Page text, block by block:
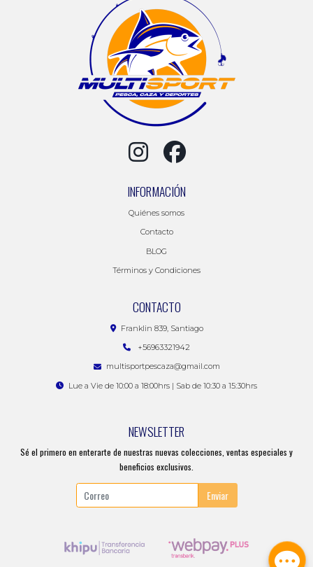
INFORMACIÓN
Quiénes somos
Contacto
BLOG
Términos y Condiciones
CONTACTO
Franklin 839, Santiago
+56963321942
multisportpescaza@gmail.com
Lue a Vie de 10:00 a 18:00hrs | Sab de 10:30 a 15:30hrs
NEWSLETTER
Sé el primero en enterarte de nuestras nuevas colecciones, ventas especiales y
beneficios exclusivos.
Enviar